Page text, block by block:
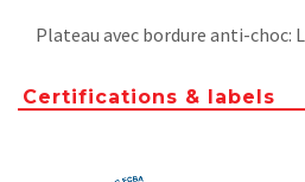
Plateau avec bordure anti-choc:
Certifications & labels